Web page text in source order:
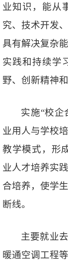
业知识，能从
究、技术开发
具有解决复杂
实践和持续学
野、创新精神
实施“校企
业用人与学校
教学模式，形
业人才培养实
合培养，使学
断线。
主要就业
暖通空调工程等